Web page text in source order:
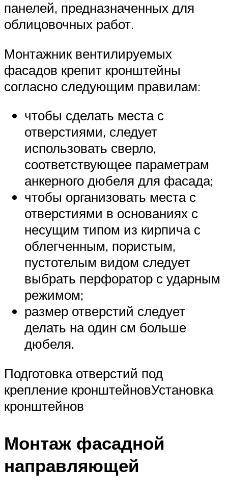
панелей, предназначенных для
облицовочных работ.
Монтажник вентилируемых
фасадов крепит кронштейны
согласно следующим правилам:
чтобы сделать места с
отверстиями, следует
использовать сверло,
соответствующее параметрам
анкерного дюбеля для фасада;
чтобы организовать места с
отверстиями в основаниях с
несущим типом из кирпича с
облегченным, пористым,
пустотелым видом следует
выбрать перфоратор с ударным
режимом;
размер отверстий следует
делать на один см больше
дюбеля.
Подготовка отверстий под
крепление кронштейновУстановка
кронштейнов
Монтаж фасадной
направляющей